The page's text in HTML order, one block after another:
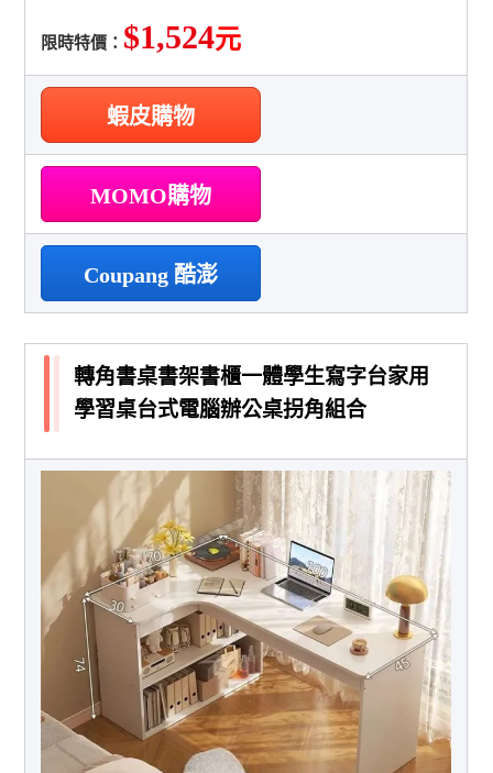
限時特價： $1,524元
蝦皮購物
MOMO購物
Coupang 酷澎
轉角書桌書架書櫃一體學生寫字台家用
學習桌台式電腦辦公桌拐角組合